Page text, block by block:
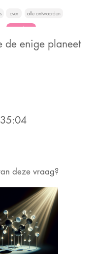
over alle antwoorden
vragen lessen
Vraag het
de enige planeet
deze vraag?